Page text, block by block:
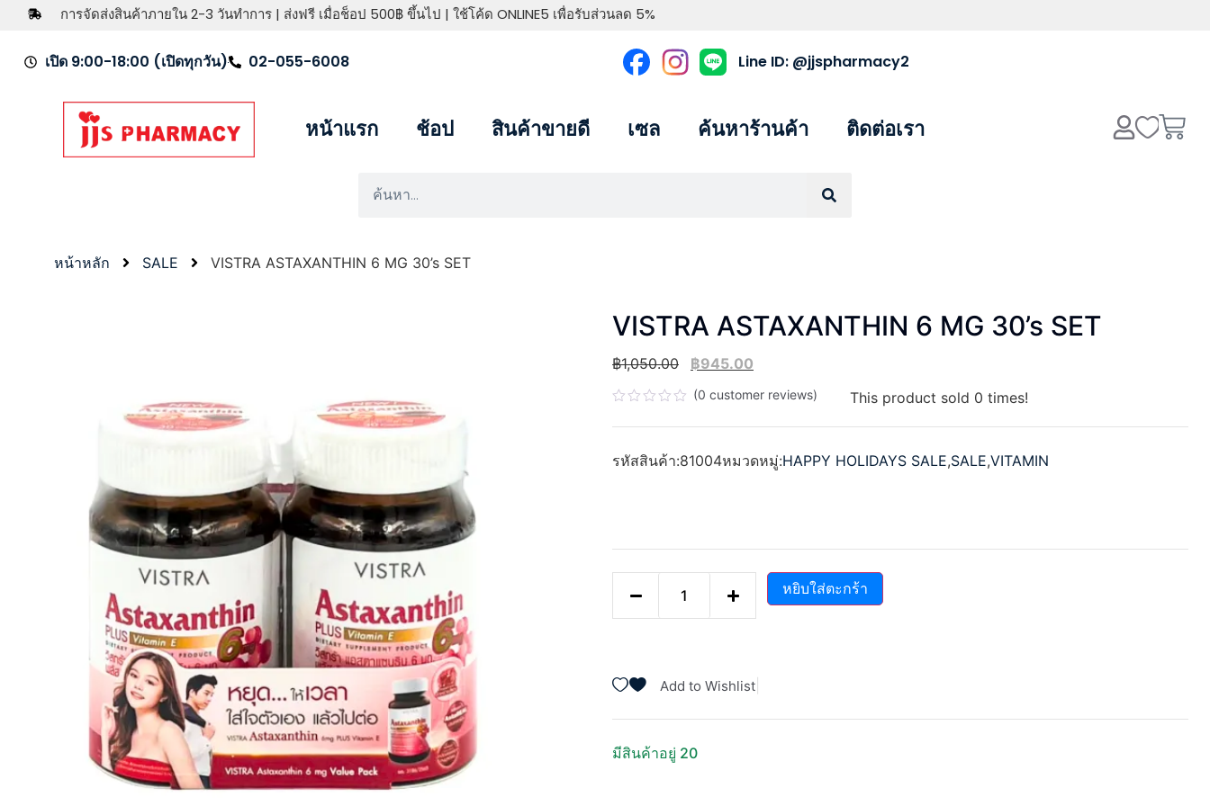
การจัดส่งสินค้าภายใน 2-3 วันทำการ | ส่งฟรี เมื่อช็อป 500฿ ขึ้นไป | ใช้โค้ด ONLINE5 เพื่อรับส่วนลด 5%
เปิด 9:00-18:00 (เปิดทุกวัน) 02-055-6008 Line ID: @jjspharmacy2
หน้าแรก ช้อป สินค้าขายดี เซล ค้นหาร้านค้า ติดต่อเรา
หน้าหลัก SALE VISTRA ASTAXANTHIN 6 MG 30’s SET
VISTRA ASTAXANTHIN 6 MG 30’s SET
฿1,050.00 ฿945.00
คะแนน
ตั้งแต่
1-
(0 customer reviews) This product sold 0times!
รหัสสินค้า:81004หมวดหมู่:HAPPY HOLIDAYS SALE,SALE,VITAMIN
หยิบใส่ตะกร้า
Add to Wishlist
มีสินค้าอยู่ 20